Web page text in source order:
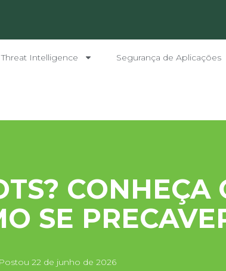
Threat Intelligence Segurança de Aplicações
CONHEÇA
SE
22 de junho de 2026